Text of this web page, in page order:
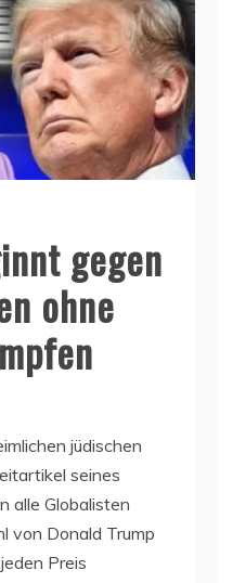
gegen
ohne
jüdischen
seines
alle Globalisten
von Donald Trump
Preis